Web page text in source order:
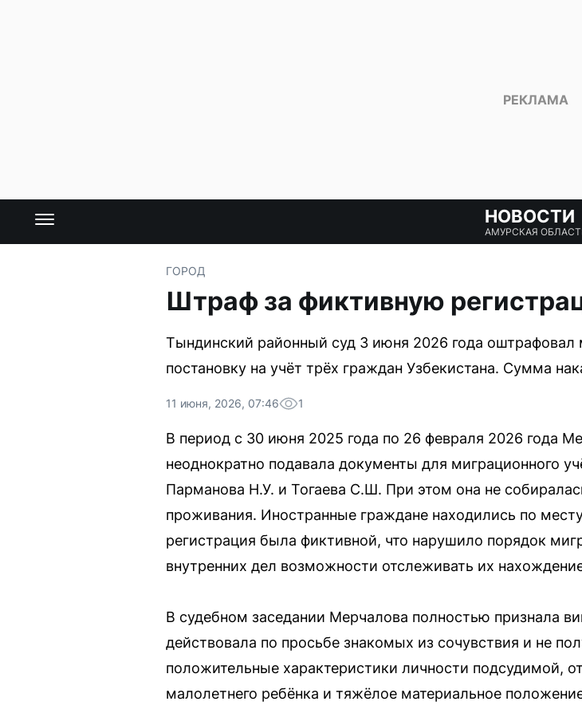
НОВОСТИ
АМУРСКАЯ
ГОРОД
Штраф за фиктивную
Тындинский районный суд 3 июня 2026 года
постановку на учёт трёх граждан Узбекистана. Сумма
11 июня, 2026, 07:46 1
В период с 30 июня 2025 года по 26 февраля 2026 года
неоднократно подавала документы для миграционного
Парманова Н.У. и Тогаева С.Ш. При этом она не
проживания. Иностранные граждане находились по
регистрация была фиктивной, что нарушило порядок
внутренних дел возможности отслеживать их
В судебном заседании Мерчалова полностью признала
действовала по просьбе знакомых из сочувствия и не
положительные характеристики личности подсудимой,
малолетнего ребёнка и тяжёлое материальное